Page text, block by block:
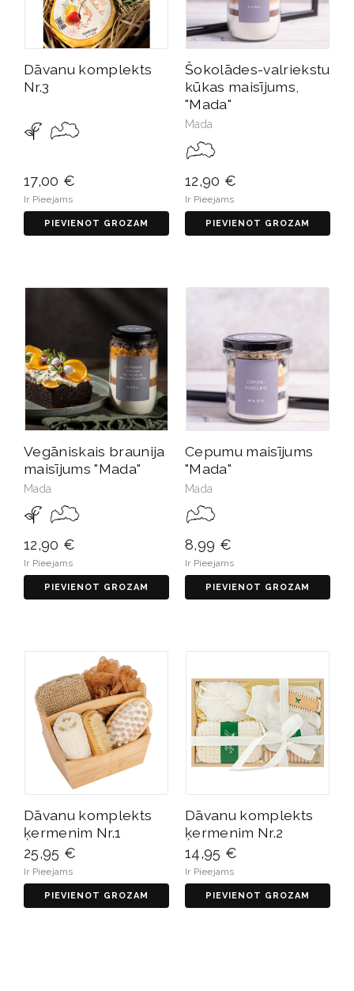
Dāvanu komplekts
Nr.3
17,00 €
Ir Pieejams
PIEVIENOT GROZAM
Šokolādes-valriekstu
kūkas maisījums,
"Mada"
Mada
12,90 €
Ir Pieejams
PIEVIENOT GROZAM
Vegāniskais braunija
maisījums "Mada"
Mada
12,90 €
Ir Pieejams
PIEVIENOT GROZAM
Cepumu maisījums
"Mada"
Mada
8,99 €
Ir Pieejams
PIEVIENOT GROZAM
Dāvanu komplekts
ķermenim Nr.1
25,95 €
Ir Pieejams
PIEVIENOT GROZAM
Dāvanu komplekts
ķermenim Nr.2
14,95 €
Ir Pieejams
PIEVIENOT GROZAM